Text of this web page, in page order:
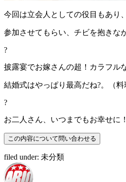
今回は立会人としての役目もあり
参加させてもらい、チビを抱きな
?
披露宴でお嫁さんの超！カラフル
結婚式はやっぱり最高だね?。（料
?
お二人さん、いつまでもお幸せに
filed under: 未分類